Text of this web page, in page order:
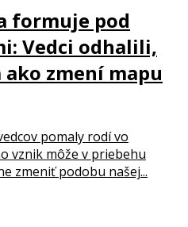
formuje pod
Vedci odhalili,
zmení mapu
pomaly rodí vo
vznik môže v priebehu
zmeniť podobu našej...